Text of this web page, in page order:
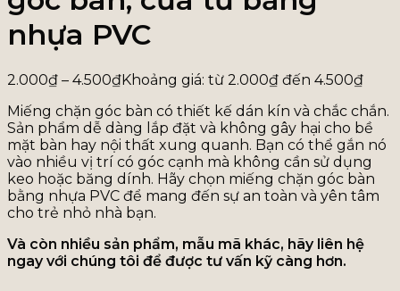
nhựa PVC
2.000₫ – 4.500₫Khoảng giá: từ 2.000₫ đến 4.500₫
Miếng chặn góc bàn có thiết kế dán kín và chắc chắn.
Sản phẩm dễ dàng lắp đặt và không gây hại cho bề
mặt bàn hay nội thất xung quanh. Bạn có thể gắn nó
vào nhiều vị trí có góc cạnh mà không cần sử dụng
keo hoặc băng dính. Hãy chọn miếng chặn góc bàn
bằng nhựa PVC để mang đến sự an toàn và yên tâm
cho trẻ nhỏ nhà bạn.
Và còn nhiều sản phẩm, mẫu mã khác, hãy liên hệ
ngay với chúng tôi để được tư vấn kỹ càng hơn.